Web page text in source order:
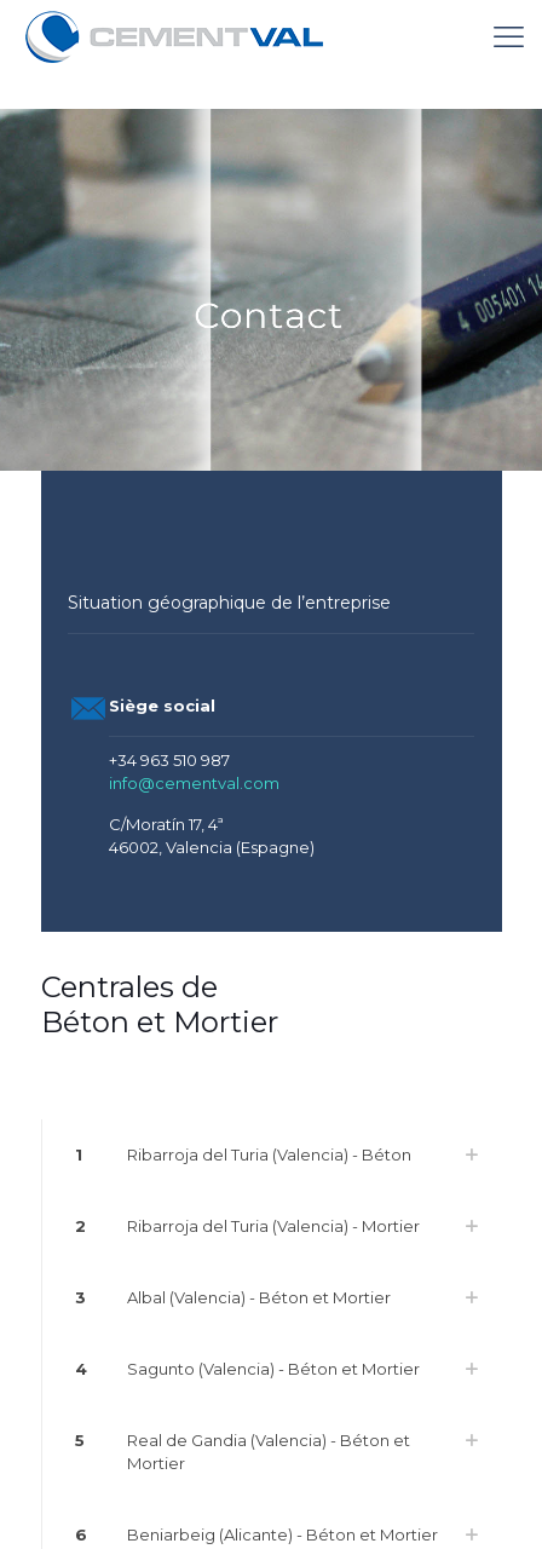
Situation géographique de l’entreprise
Siège social
+34 963 510 987
info@cementval.com
C/Moratín 17, 4ª
46002, Valencia (Espagne)
Centrales de
Béton et Mortier
1 Ribarroja del Turia (Valencia) - Béton
2 Ribarroja del Turia (Valencia) - Mortier
3 Albal (Valencia) - Béton et Mortier
4 Sagunto (Valencia) - Béton et Mortier
5
Real de Gandia (Valencia) - Béton et
Mortier
6 Beniarbeig (Alicante) - Béton et Mortier